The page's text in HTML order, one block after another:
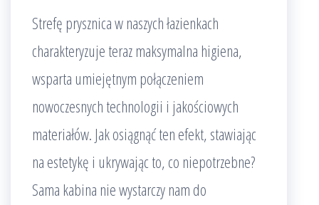
Strefę prysznica w naszych łazienkach
charakteryzuje teraz maksymalna higiena,
wsparta umiejętnym połączeniem
nowoczesnych technologii i jakościowych
materiałów. Jak osiągnąć ten efekt, stawiając
na estetykę i ukrywając to, co niepotrzebne?
Sama kabina nie wystarczy nam do